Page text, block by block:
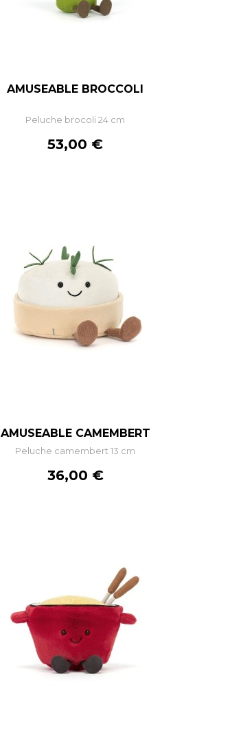
AMUSEABLE BROCCOLI
Peluche brocoli 24 cm
Prix
53,00 €
– +
AMUSEABLE CAMEMBERT
Peluche camembert 13 cm
Prix
36,00 €
– +